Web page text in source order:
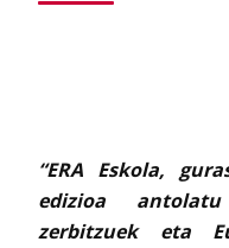
“ERA Eskola,
edizioa
zerbitzuek eta